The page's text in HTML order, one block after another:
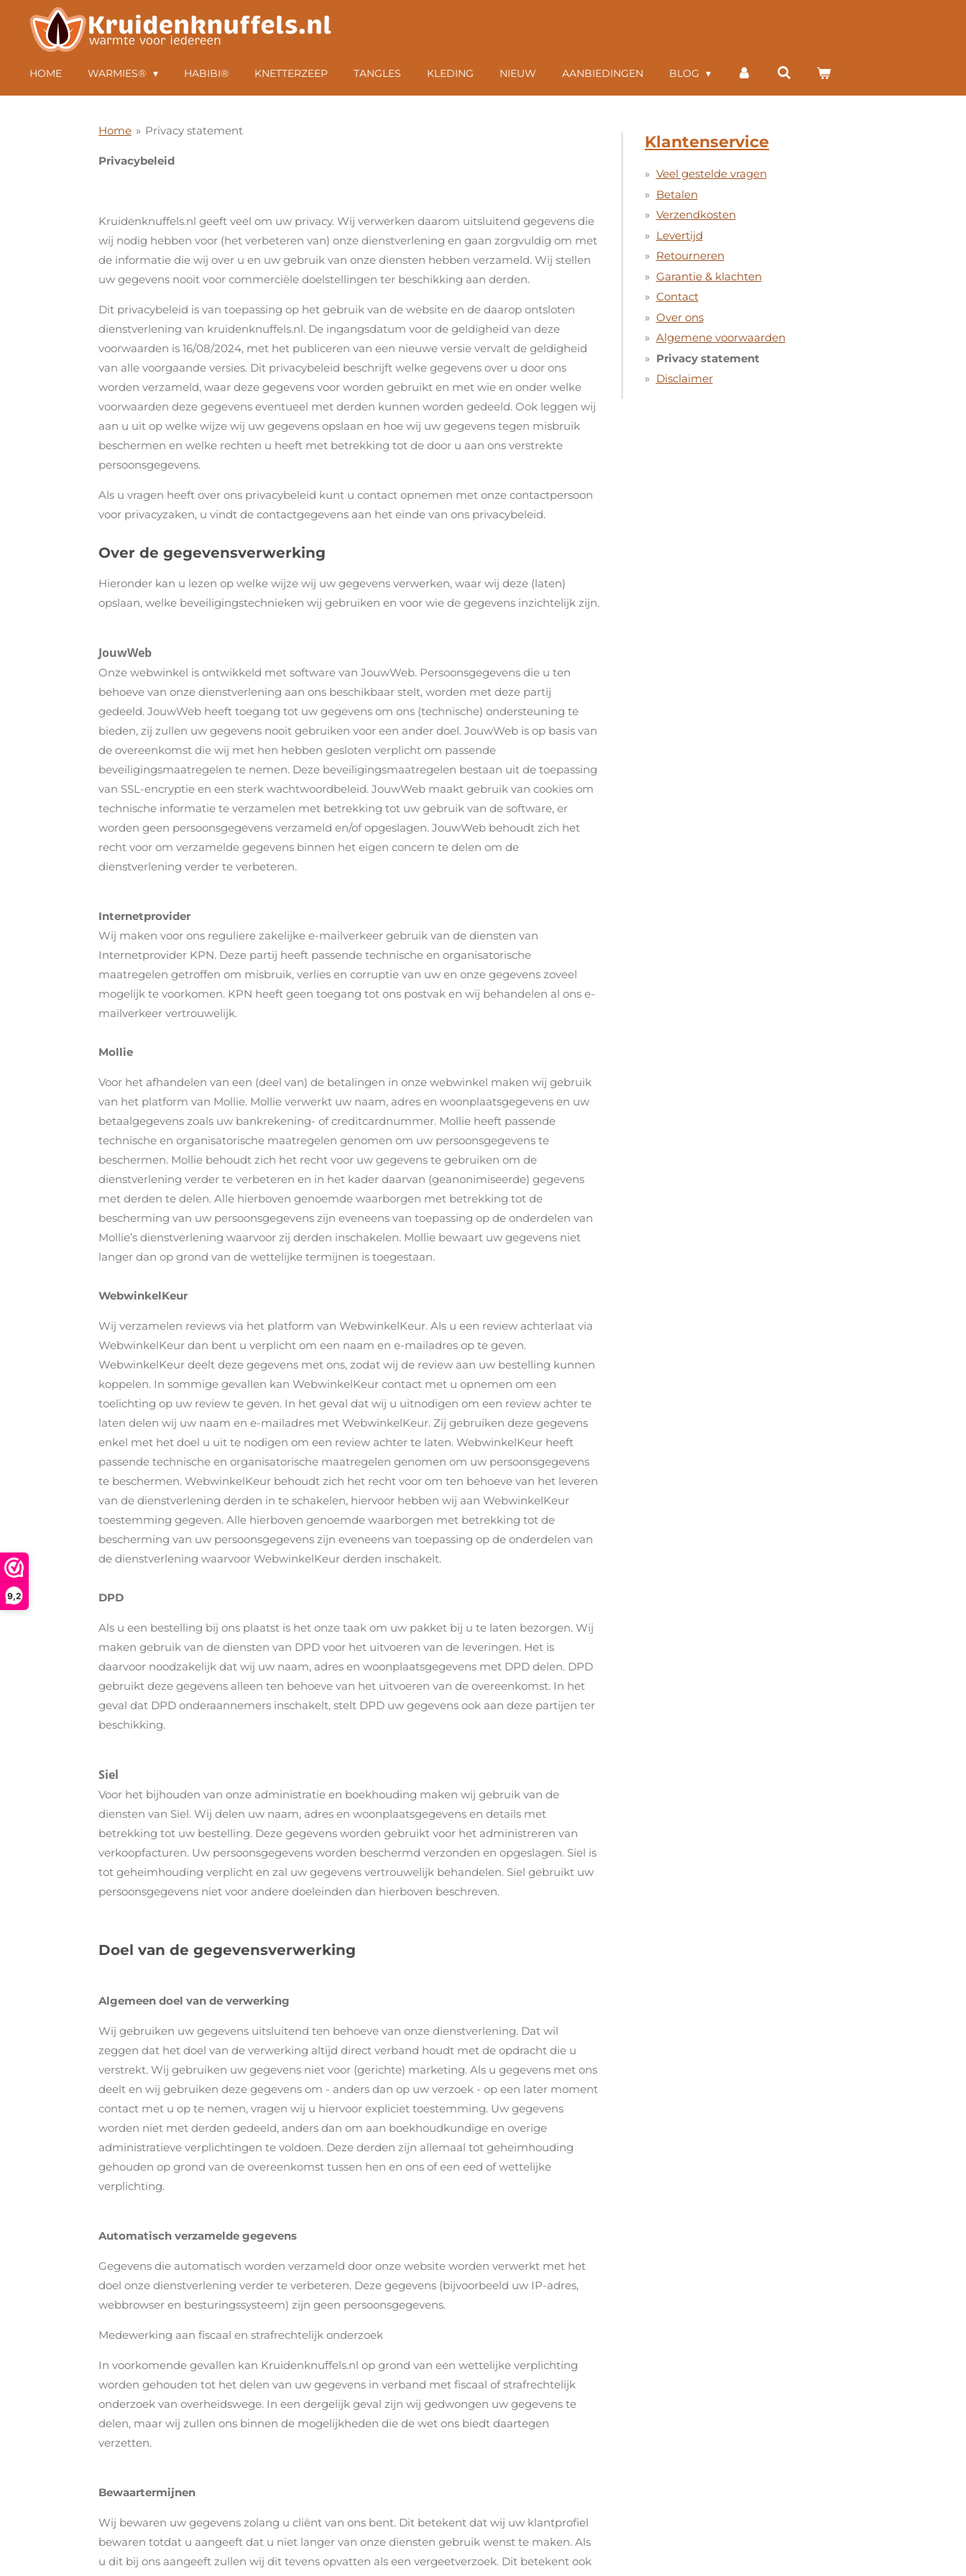
9,2
direct
hoofdinhoud
HOME WARMIES® HABIBI® KNETTERZEEP TANGLES KLEDING NIEUW AANBIEDINGEN BLOG
Home » Privacy statement
Privacybeleid
Kruidenknuffels.nl geeft veel om uw privacy. Wij verwerken daarom uitsluitend gegevens die
wij nodig hebben voor (het verbeteren van) onze dienstverlening en gaan zorgvuldig om met
de informatie die wij over u en uw gebruik van onze diensten hebben verzameld. Wij stellen
uw gegevens nooit voor commerciële doelstellingen ter beschikking aan derden.
Dit privacybeleid is van toepassing op het gebruik van de website en de daarop ontsloten
dienstverlening van kruidenknuffels.nl. De ingangsdatum voor de geldigheid van deze
voorwaarden is 16/08/2024, met het publiceren van een nieuwe versie vervalt de geldigheid
van alle voorgaande versies. Dit privacybeleid beschrijft welke gegevens over u door ons
worden verzameld, waar deze gegevens voor worden gebruikt en met wie en onder welke
voorwaarden deze gegevens eventueel met derden kunnen worden gedeeld. Ook leggen wij
aan u uit op welke wijze wij uw gegevens opslaan en hoe wij uw gegevens tegen misbruik
beschermen en welke rechten u heeft met betrekking tot de door u aan ons verstrekte
persoonsgegevens.
Als u vragen heeft over ons privacybeleid kunt u contact opnemen met onze contactpersoon
voor privacyzaken, u vindt de contactgegevens aan het einde van ons privacybeleid.
Over de gegevensverwerking
Hieronder kan u lezen op welke wijze wij uw gegevens verwerken, waar wij deze (laten)
opslaan, welke beveiligingstechnieken wij gebruiken en voor wie de gegevens inzichtelijk zijn.
JouwWeb
Onze webwinkel is ontwikkeld met software van JouwWeb. Persoonsgegevens die u ten
behoeve van onze dienstverlening aan ons beschikbaar stelt, worden met deze partij
gedeeld. JouwWeb heeft toegang tot uw gegevens om ons (technische) ondersteuning te
bieden, zij zullen uw gegevens nooit gebruiken voor een ander doel. JouwWeb is op basis van
de overeenkomst die wij met hen hebben gesloten verplicht om passende
beveiligingsmaatregelen te nemen. Deze beveiligingsmaatregelen bestaan uit de toepassing
van SSL-encryptie en een sterk wachtwoordbeleid. JouwWeb maakt gebruik van cookies om
technische informatie te verzamelen met betrekking tot uw gebruik van de software, er
worden geen persoonsgegevens verzameld en/of opgeslagen. JouwWeb behoudt zich het
recht voor om verzamelde gegevens binnen het eigen concern te delen om de
dienstverlening verder te verbeteren.
Internetprovider
Wij maken voor ons reguliere zakelijke e-mailverkeer gebruik van de diensten van
Internetprovider KPN. Deze partij heeft passende technische en organisatorische
maatregelen getroffen om misbruik, verlies en corruptie van uw en onze gegevens zoveel
mogelijk te voorkomen. KPN heeft geen toegang tot ons postvak en wij behandelen al ons e-
mailverkeer vertrouwelijk.
Mollie
Voor het afhandelen van een (deel van) de betalingen in onze webwinkel maken wij gebruik
van het platform van Mollie. Mollie verwerkt uw naam, adres en woonplaatsgegevens en uw
betaalgegevens zoals uw bankrekening- of creditcardnummer. Mollie heeft passende
technische en organisatorische maatregelen genomen om uw persoonsgegevens te
beschermen. Mollie behoudt zich het recht voor uw gegevens te gebruiken om de
dienstverlening verder te verbeteren en in het kader daarvan (geanonimiseerde) gegevens
met derden te delen. Alle hierboven genoemde waarborgen met betrekking tot de
bescherming van uw persoonsgegevens zijn eveneens van toepassing op de onderdelen van
Mollie’s dienstverlening waarvoor zij derden inschakelen. Mollie bewaart uw gegevens niet
langer dan op grond van de wettelijke termijnen is toegestaan.
WebwinkelKeur
Wij verzamelen reviews via het platform van WebwinkelKeur. Als u een review achterlaat via
WebwinkelKeur dan bent u verplicht om een naam en e-mailadres op te geven.
WebwinkelKeur deelt deze gegevens met ons, zodat wij de review aan uw bestelling kunnen
koppelen. In sommige gevallen kan WebwinkelKeur contact met u opnemen om een
toelichting op uw review te geven. In het geval dat wij u uitnodigen om een review achter te
laten delen wij uw naam en e-mailadres met WebwinkelKeur. Zij gebruiken deze gegevens
enkel met het doel u uit te nodigen om een review achter te laten. WebwinkelKeur heeft
passende technische en organisatorische maatregelen genomen om uw persoonsgegevens
te beschermen. WebwinkelKeur behoudt zich het recht voor om ten behoeve van het leveren
van de dienstverlening derden in te schakelen, hiervoor hebben wij aan WebwinkelKeur
toestemming gegeven. Alle hierboven genoemde waarborgen met betrekking tot de
bescherming van uw persoonsgegevens zijn eveneens van toepassing op de onderdelen van
de dienstverlening waarvoor WebwinkelKeur derden inschakelt.
DPD
Als u een bestelling bij ons plaatst is het onze taak om uw pakket bij u te laten bezorgen. Wij
maken gebruik van de diensten van DPD voor het uitvoeren van de leveringen. Het is
daarvoor noodzakelijk dat wij uw naam, adres en woonplaatsgegevens met DPD delen. DPD
gebruikt deze gegevens alleen ten behoeve van het uitvoeren van de overeenkomst. In het
geval dat DPD onderaannemers inschakelt, stelt DPD uw gegevens ook aan deze partijen ter
beschikking.
Siel
Voor het bijhouden van onze administratie en boekhouding maken wij gebruik van de
diensten van Siel. Wij delen uw naam, adres en woonplaatsgegevens en details met
betrekking tot uw bestelling. Deze gegevens worden gebruikt voor het administreren van
verkoopfacturen. Uw persoonsgegevens worden beschermd verzonden en opgeslagen. Siel is
tot geheimhouding verplicht en zal uw gegevens vertrouwelijk behandelen. Siel gebruikt uw
persoonsgegevens niet voor andere doeleinden dan hierboven beschreven.
Doel van de gegevensverwerking
Algemeen doel van de verwerking
Wij gebruiken uw gegevens uitsluitend ten behoeve van onze dienstverlening. Dat wil
zeggen dat het doel van de verwerking altijd direct verband houdt met de opdracht die u
verstrekt. Wij gebruiken uw gegevens niet voor (gerichte) marketing. Als u gegevens met ons
deelt en wij gebruiken deze gegevens om - anders dan op uw verzoek - op een later moment
contact met u op te nemen, vragen wij u hiervoor expliciet toestemming. Uw gegevens
worden niet met derden gedeeld, anders dan om aan boekhoudkundige en overige
administratieve verplichtingen te voldoen. Deze derden zijn allemaal tot geheimhouding
gehouden op grond van de overeenkomst tussen hen en ons of een eed of wettelijke
verplichting.
Automatisch verzamelde gegevens
Gegevens die automatisch worden verzameld door onze website worden verwerkt met het
doel onze dienstverlening verder te verbeteren. Deze gegevens (bijvoorbeeld uw IP-adres,
webbrowser en besturingssysteem) zijn geen persoonsgegevens.
Medewerking aan fiscaal en strafrechtelijk onderzoek
In voorkomende gevallen kan Kruidenknuffels.nl op grond van een wettelijke verplichting
worden gehouden tot het delen van uw gegevens in verband met fiscaal of strafrechtelijk
onderzoek van overheidswege. In een dergelijk geval zijn wij gedwongen uw gegevens te
delen, maar wij zullen ons binnen de mogelijkheden die de wet ons biedt daartegen
verzetten.
Bewaartermijnen
Wij bewaren uw gegevens zolang u cliënt van ons bent. Dit betekent dat wij uw klantprofiel
bewaren totdat u aangeeft dat u niet langer van onze diensten gebruik wenst te maken. Als
u dit bij ons aangeeft zullen wij dit tevens opvatten als een vergeetverzoek. Dit betekent ook
Klantenservice
Veel gestelde vragen
Betalen
Verzendkosten
Levertijd
Retourneren
Garantie & klachten
Contact
Over ons
Algemene voorwaarden
Privacy statement
Disclaimer